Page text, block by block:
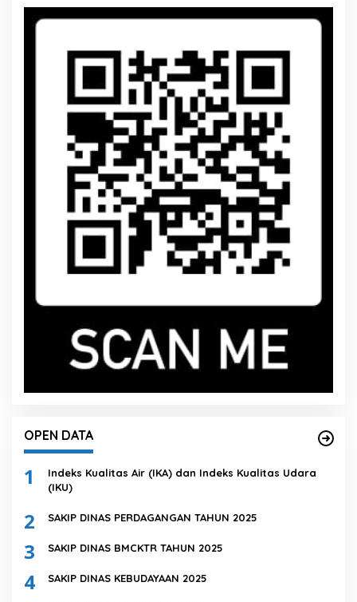
OPEN DATA
1
Indeks Kualitas Air (IKA) dan Indeks Kualitas Udara
(IKU)
2 SAKIP DINAS PERDAGANGAN TAHUN 2025
3 SAKIP DINAS BMCKTR TAHUN 2025
4 SAKIP DINAS KEBUDAYAAN 2025